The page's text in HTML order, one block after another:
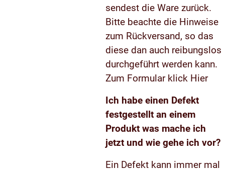
sendest die Ware zurück.
Bitte beachte die Hinweise
zum Rückversand, so das
diese dan auch reibungslos
durchgeführt werden kann.
Zum Formular klick Hier
Ich habe einen Defekt
festgestellt an einem
Produkt was mache ich
jetzt und wie gehe ich vor?
Ein Defekt kann immer mal